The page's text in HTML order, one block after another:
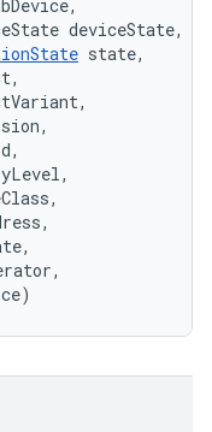
deviceState,
state,